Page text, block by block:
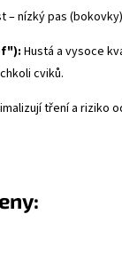
– nízký pas
"): Hustá a vysoce
cviků.
tření a riziko